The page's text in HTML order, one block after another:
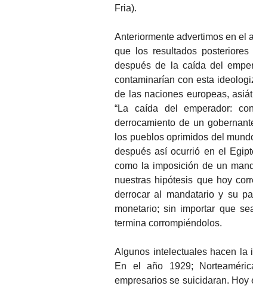
Fria).
Anteriormente advertimos en el
que los resultados
después de la caída del
contaminarían con esta
de las naciones europeas,
“La caída del emperador:
derrocamiento de un
los pueblos oprimidos del
después así ocurrió en el
como la imposición de un
nuestras hipótesis que hoy
derrocar al mandatario y su
monetario; sin importar que
termina corrompiéndolos.
Algunos intelectuales hacen la
En el año 1929;
empresarios se suicidaran. Hoy